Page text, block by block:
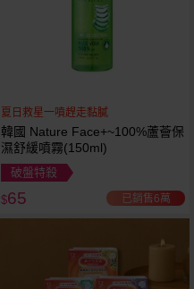
夏日救星一噴趕走黏膩
韓國 Nature Face+~100%蘆薈保
濕舒緩噴霧(150ml)
破盤特殺
$65 已銷售6萬